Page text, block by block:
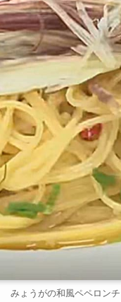
みょうがの和風ペペロンチ